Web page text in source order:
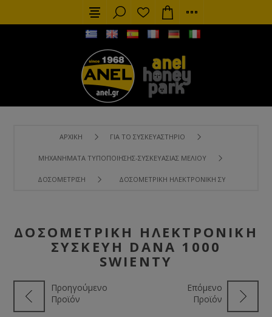
ΑΡΧΙΚΉ ΓΙΑ ΤΟ ΣΥΣΚΕΥΑΣΤΉΡΙΟ
ΜΗΧΑΝΉΜΑΤΑ ΤΥΠΟΠΟΊΗΣΗΣ-ΣΥΣΚΕΥΑΣΊΑΣ ΜΕΛΙΟΎ
ΔΟΣΟΜΈΤΡΙΣΗ ΔΟΣΟΜΕΤΡΙΚΉ ΗΛΕΚΤΡΟΝΙΚΉ ΣΥΣΚΕΥΉ DANA
ΔΟΣΟΜΕΤΡΙΚΉ ΗΛΕΚΤΡΟΝΙΚΉ
ΣΥΣΚΕΥΉ DANA 1000
SWIENTY
Προηγούμενο
Προϊόν
Επόμενο
Προϊόν